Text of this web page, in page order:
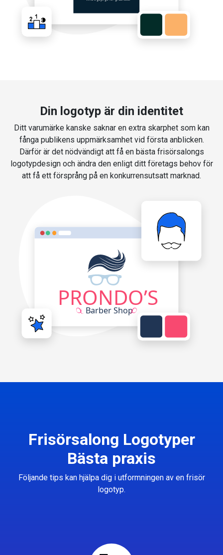
Din logotyp är din identitet
Ditt varumärke kanske saknar en extra skarphet som kan
fånga publikens uppmärksamhet vid första anblicken.
Därför är det nödvändigt att få en bästa frisörsalongs
logotypdesign och ändra den enligt ditt företags behov för
att få ett försprång på en konkurrensutsatt marknad.
Frisörsalong Logotyper
Bästa praxis
Följande tips kan hjälpa dig i utformningen av en frisör
logotyp.